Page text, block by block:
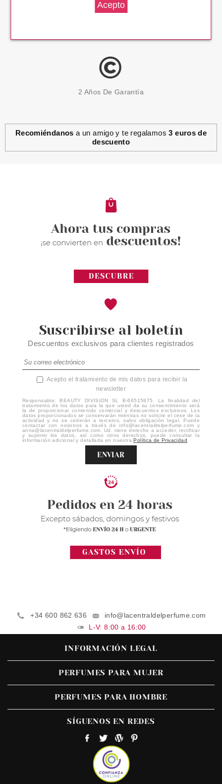
2 Años De Garantía
Recomiéndanos a un amigo y te regalamos3 euros de
descuento
Suscribirse al boletín
Descuentos exclusivos para clientes registrados
Acepto el tratamiento de mis datos para recibir la
newsletter
Responsable: BEAUTY DIVISION SL B-66515875. La finalidad del
tratamiento de los datos para la que usted da su consentimiento será
la de proporcionar contenido comercial y descuentos exclusivos. Los
datos proporcionados se conservarán mientras no solicite el cese de la
actividad y no se cederán a terceros, salvo obligación legal. Puede
contactar con nosotros a través de info@lacentraldelperfume.com y
anna@lacentraldelperfume.com. Ud. tiene derecho a acceder, rectificar
y suprimir los datos, así como otros derechos, puede consultar la
información adicional y detallada en nuestraPolítica de Privacidad
ENVIAR
+34 600 862 636
info@lacentraldelperfume.com
L-V: 8:00 a 16:00
INFORMACIÓN LEGAL
PERFUMES PARA MUJER
PERFUMES PARA HOMBRE
SÍGUENOS EN REDES